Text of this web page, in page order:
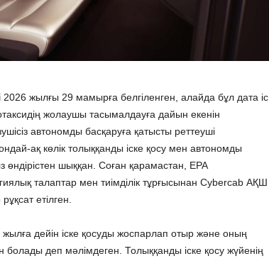
2026 жылғы 29 мамырға белгіленген, алайда бұл дата іс
жолаушы тасымалдауға дайын екенін
автономды басқаруға қатысты реттеуші
ақ көлік толыққанды іске қосу мен автономды
шыққан. Соған қарамастан, EPA
талаптар мен тиімділік тұрғысынан Cybercab АҚШ
етілген.
дейін іске қосуды жоспарлап отыр және оның
деп мәлімдеген. Толыққанды іске қосу жүйенің